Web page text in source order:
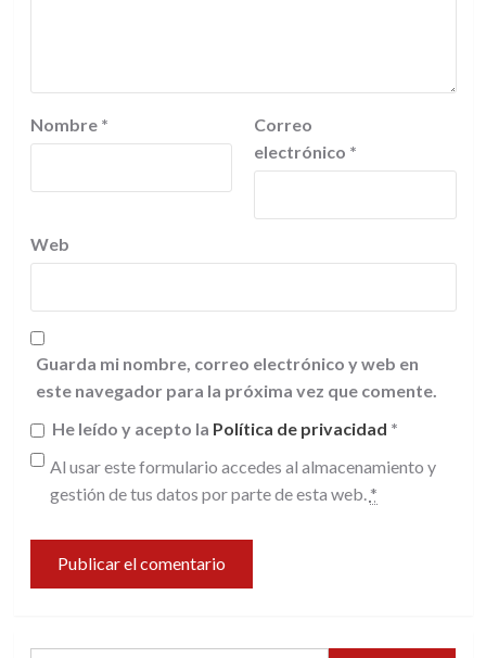
Nombre *
Correo
electrónico *
Web
Guarda mi nombre, correo electrónico y web en
este navegador para la próxima vez que comente.
He leído y acepto la Política de privacidad *
Al usar este formulario accedes al almacenamiento y
gestión de tus datos por parte de esta web. *